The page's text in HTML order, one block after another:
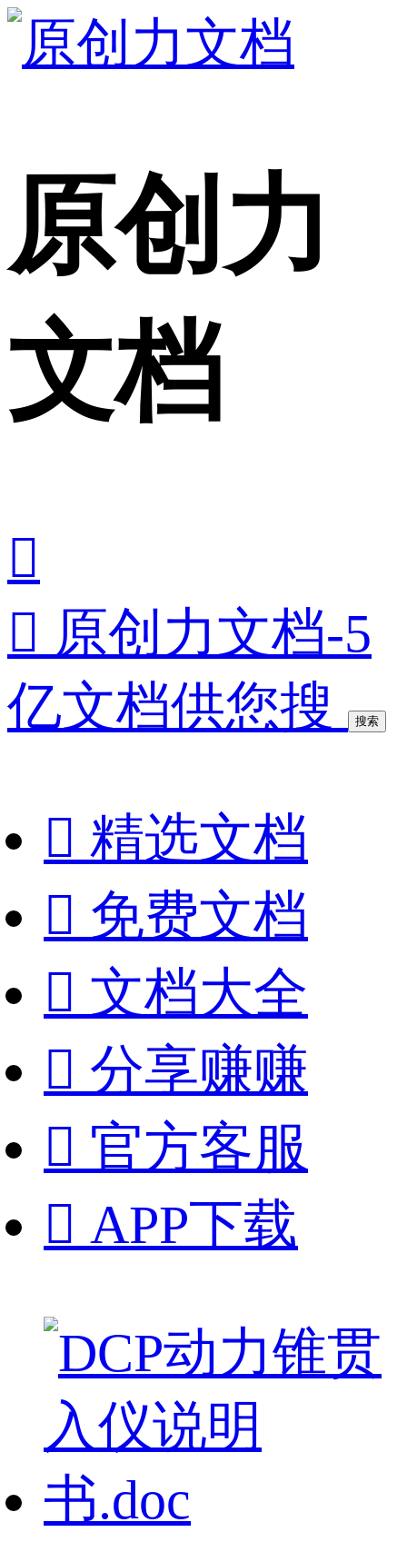
原创力
文档

 原创力文档-5
亿文档供您搜
搜索
 精选文档
 免费文档
 文档大全
 分享赚赚
 官方客服
 APP下载